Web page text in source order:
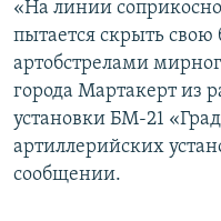
«На линии
пытается скрыть
артобстрелами
города Мартакерт из
установки БМ-21
артиллерийских
сообщении.